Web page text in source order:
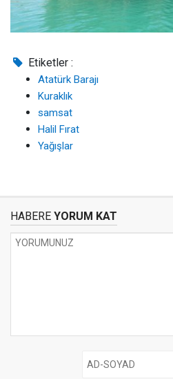
Etiketler :
Atatürk Barajı
Kuraklık
samsat
Halil Fırat
Yağışlar
HABERE YORUM KAT